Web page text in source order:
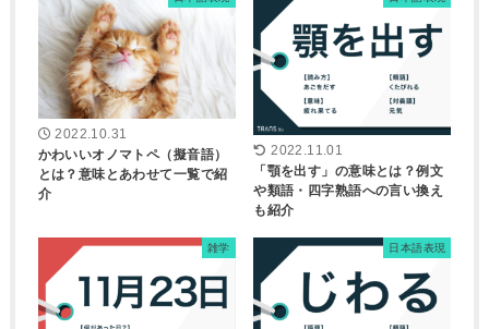
2022.10.31
かわいいオノマトペ（擬音語）
とは？意味とあわせて一覧で紹
介
2022.11.01
「顎を出す」の意味とは？例文
や類語・四字熟語への言い換え
も紹介
雑学 日本語表現